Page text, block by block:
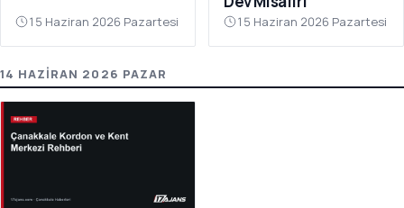
15 Haziran 2026 Pazartesi 15 Haziran 2026 Pazartesi
14 HAZIRAN 2026 PAZAR